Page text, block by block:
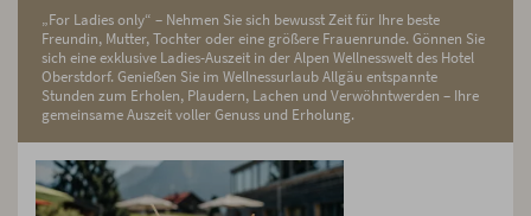
„For Ladies only“ – Nehmen Sie sich bewusst Zeit für Ihre beste
Freundin, Mutter, Tochter oder eine größere Frauenrunde. Gönnen Sie
sich eine exklusive Ladies-Auszeit in der Alpen Wellnesswelt des Hotel
Oberstdorf. Genießen Sie im Wellnessurlaub Allgäu entspannte
Stunden zum Erholen, Plaudern, Lachen und Verwöhntwerden – Ihre
gemeinsame Auszeit voller Genuss und Erholung.